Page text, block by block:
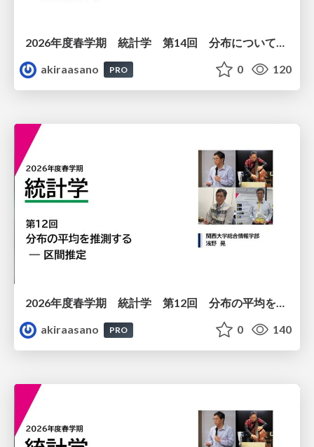
akiraasano
PRO 0 120
2026年度春学期 統計学 第12回 分布の平均を推測する ― 区間推定 (2026. 6. 18)
akiraasano
PRO 0 140